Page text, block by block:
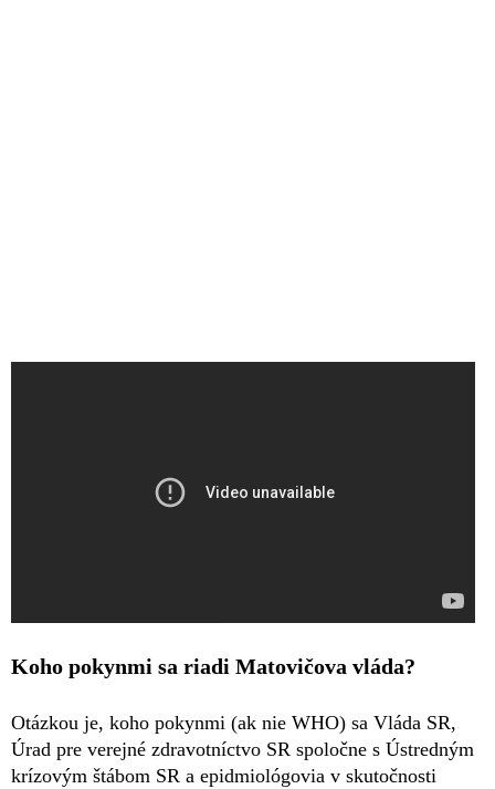
Koho pokynmi sa riadi Matovičova vláda?
Otázkou je, koho pokynmi (ak nie WHO) sa Vláda SR,
Úrad pre verejné zdravotníctvo SR spoločne s Ústredným
krízovým štábom SR a epidmiológovia v skutočnosti